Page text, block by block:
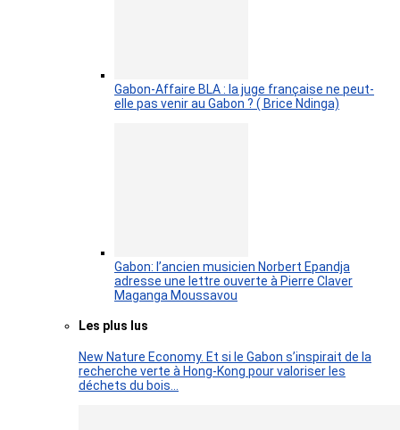
Gabon-Affaire BLA : la juge française ne peut-
elle pas venir au Gabon ? ( Brice Ndinga)
Gabon: l’ancien musicien Norbert Epandja
adresse une lettre ouverte à Pierre Claver
Maganga Moussavou
Les plus lus
New Nature Economy. Et si le Gabon s’inspirait de la
recherche verte à Hong-Kong pour valoriser les
déchets du bois…